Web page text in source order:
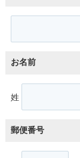
お名前
姓
郵便番号